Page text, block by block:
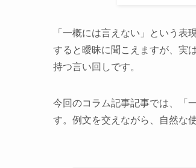
「一概には言えない」という
すると曖昧に聞こえますが、実
持つ言い回しです。
今回のコラム記事記事では、「
す。例文を交えながら、自然な